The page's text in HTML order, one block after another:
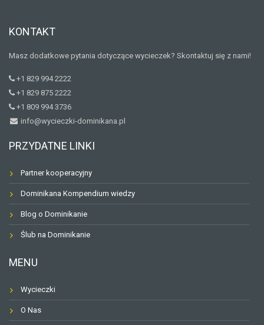
KONTAKT
Masz dodatkowe pytania dotyczące wycieczek? Skontaktuj się z nami!
+1 829 994 2222
+1 829 875 2222
+1 809 994 3736
info@wycieczki-dominikana.pl
PRZYDATNE LINKI
Partner kooperacyjny
Dominikana Kompendium wiedzy
Blog o Dominikanie
Ślub na Dominikanie
MENU
Wycieczki
O Nas